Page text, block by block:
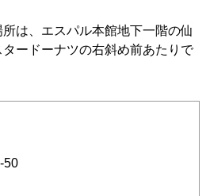
は、エスパル本館地下一階の仙
ードーナツの右斜め前あたりで
50